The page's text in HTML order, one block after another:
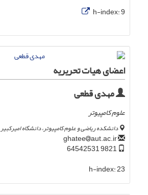
h-index:9
اعضای هیات تحریریه
مهدی قطعی
علوم کامپیوتر
دانشکده ریاضی و علوم کامپیوتر، دانشگاه امیرکبیر
aut.ac.ir
h-index:23